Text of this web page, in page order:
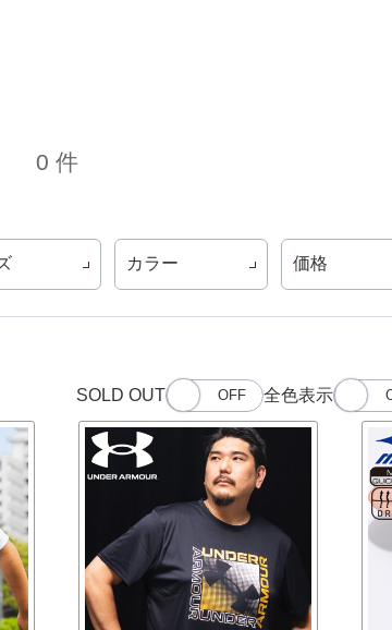
0 件
カラー 価格
SOLD OUT 全色表示